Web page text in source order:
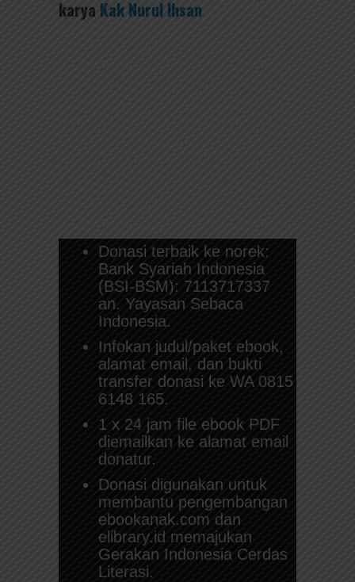
karya Kak Nurul Ihsan
Donasi terbaik ke norek:
Bank Syariah Indonesia
(BSI-BSM): 7113717337
an. Yayasan Sebaca
Indonesia.
Infokan judul/paket ebook,
alamat email, dan bukti
transfer donasi ke WA 0815
6148 165.
1 x 24 jam file ebook PDF
diemailkan ke alamat email
donatur.
Donasi digunakan untuk
membantu pengembangan
ebookanak.com dan
elibrary.id memajukan
Gerakan Indonesia Cerdas
Literasi.